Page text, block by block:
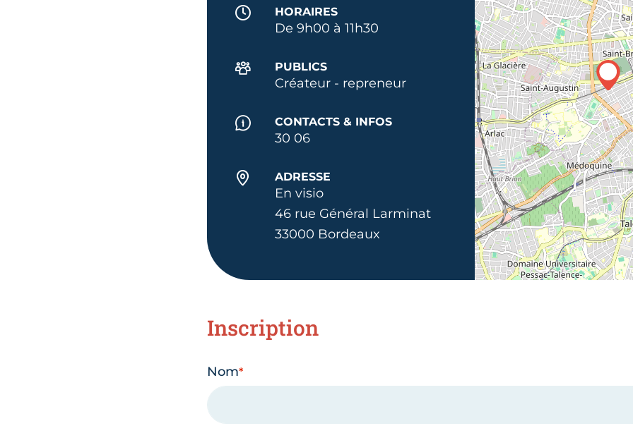
HORAIRES
De 9h00 à 11h30
PUBLICS
Créateur - repreneur
CONTACTS & INFOS
30 06
ADRESSE
En visio
46 rue Général Larminat
33000 Bordeaux
Inscription
Nom